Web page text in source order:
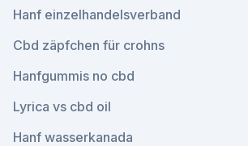
Hanf einzelhandelsverband
Cbd zäpfchen für crohns
Hanfgummis no cbd
Lyrica vs cbd oil
Hanf wasserkanada